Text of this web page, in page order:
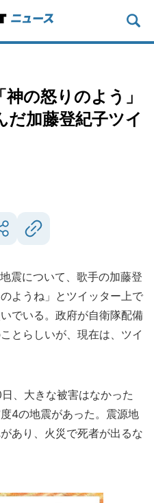
の怒りのよう」
加藤登紀子ツイ
震について、歌手の加藤登
ようね」とツイッター上で
でいる。政府が自衛隊配備
とらしいが、現在は、ツイ
、大きな被害はなかった
4の地震があった。震源地
あり、火災で死者が出るな